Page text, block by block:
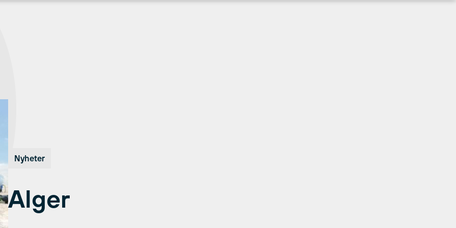
Nyheter
Alger